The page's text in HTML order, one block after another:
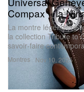
Montres
Compax « la
La montre légendaire
la collection Tribute to
savoir‑faire
Nov 10, 2025